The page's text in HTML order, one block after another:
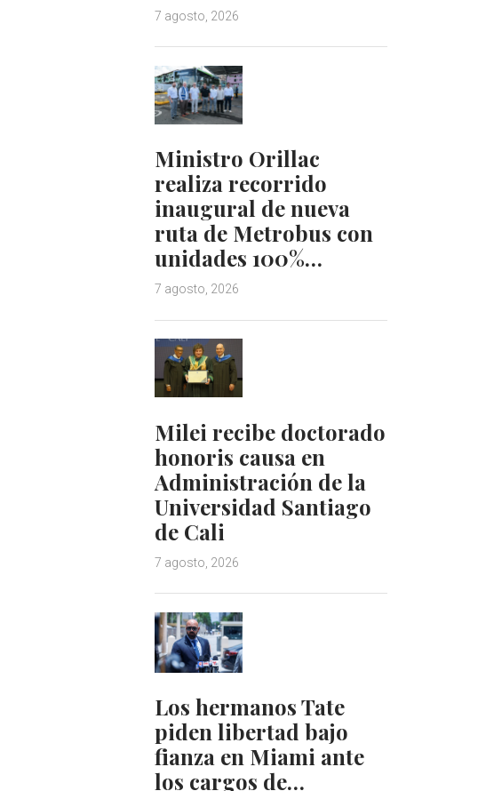
7 agosto, 2026
Ministro Orillac
realiza recorrido
inaugural de nueva
ruta de Metrobus con
unidades 100%…
7 agosto, 2026
Milei recibe doctorado
honoris causa en
Administración de la
Universidad Santiago
de Cali
7 agosto, 2026
Los hermanos Tate
piden libertad bajo
fianza en Miami ante
los cargos de…